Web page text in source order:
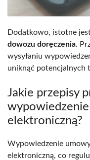
Dodatkowo, istotne
dowozu doręczenia.
wysyłaniu
uniknąć potencjalnych
Jakie przepisy
elektroniczną?
Wypowiedzenie
elektroniczną, co